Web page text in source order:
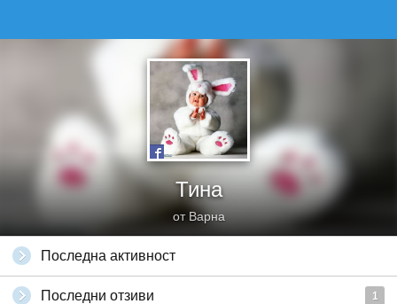
Тина
от Варна
Последна активност
Последни отзиви 1